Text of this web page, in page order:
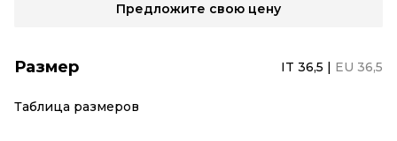
Предложите свою цену
Размер IT 36,5 | EU 36,5
Таблица размеров